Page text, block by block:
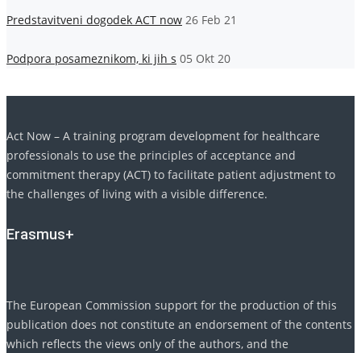
Predstavitveni dogodek ACT now 26 Feb 21
Podpora posameznikom, ki jih s 05 Okt 20
Act Now – A training program development for healthcare
professionals to use the principles of acceptance and
commitment therapy (ACT) to facilitate patient adjustment to
the challenges of living with a visible difference.
Erasmus+
The European Commission support for the production of this
publication does not constitute an endorsement of the contents
which reflects the views only of the authors, and the